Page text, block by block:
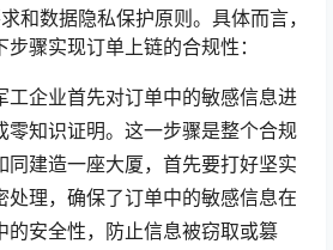
和数据隐私保护原则。具体而言，
骤实现订单上链的合规性：
工企业首先对订单中的敏感信息进
零知识证明。这一步骤是整个合规
同建造一座大厦，首先要打好坚实
处理，确保了订单中的敏感信息在
的安全性，防止信息被窃取或篡